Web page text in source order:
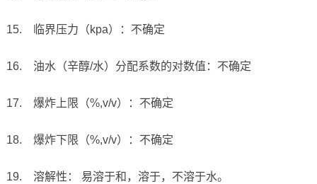
15. 临界压力（kpa）：不确定
16. 油水（辛醇/水）分配系数的对数值：不确定
17. 爆炸上限（%,v/v）：不确定
18. 爆炸下限（%,v/v）：不确定
19. 溶解性： 易溶于和，溶于，不溶于水。